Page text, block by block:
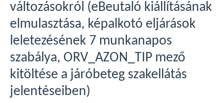
változásokról (eBeutaló kiállításának
elmulasztása, képalkotó eljárások
leletezésének 7 munkanapos
szabálya, ORV_AZON_TIP mező
kitöltése a járóbeteg szakellátás
jelentéseiben)